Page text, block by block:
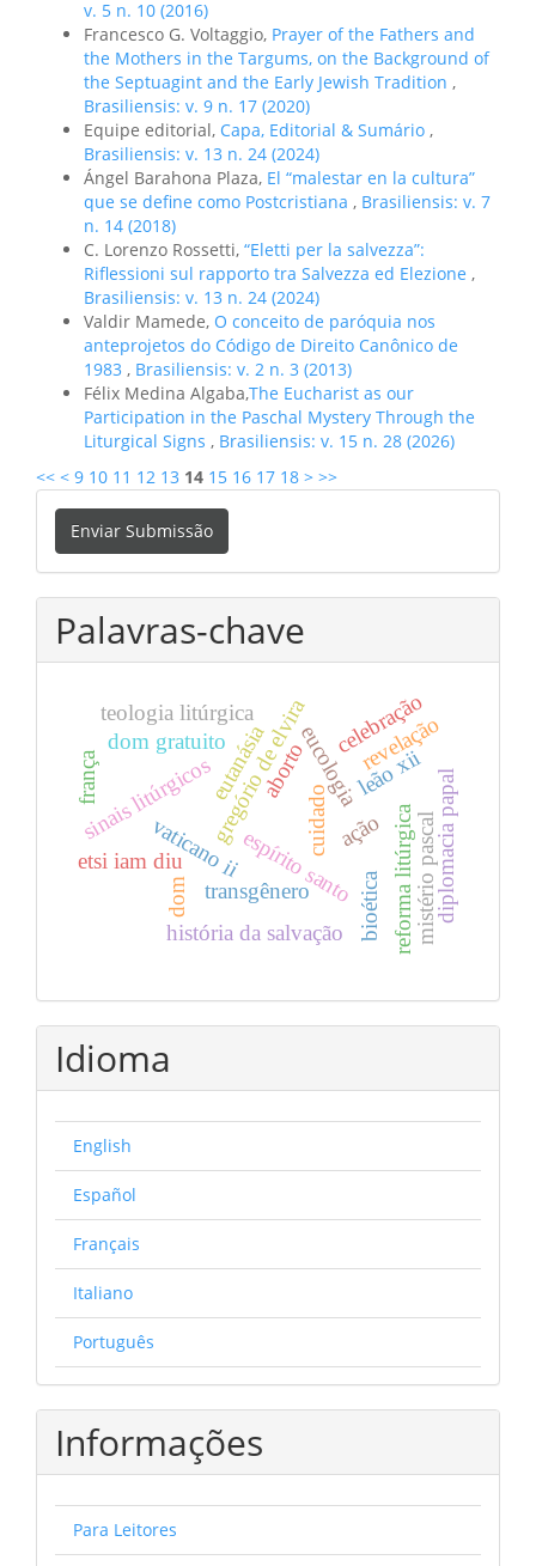
v. 5 n. 10 (2016)
Francesco G. Voltaggio, Prayer of the Fathers and
the Mothers in the Targums, on the Background of
the Septuagint and the Early Jewish Tradition ,
Brasiliensis: v. 9 n. 17 (2020)
Equipe editorial, Capa, Editorial & Sumário ,
Brasiliensis: v. 13 n. 24 (2024)
Ángel Barahona Plaza, El “malestar en la cultura”
que se define como Postcristiana , Brasiliensis: v. 7
n. 14 (2018)
C. Lorenzo Rossetti, “Eletti per la salvezza”:
Riflessioni sul rapporto tra Salvezza ed Elezione ,
Brasiliensis: v. 13 n. 24 (2024)
Valdir Mamede, O conceito de paróquia nos
anteprojetos do Código de Direito Canônico de
1983 , Brasiliensis: v. 2 n. 3 (2013)
Félix Medina Algaba,​The Eucharist as our
Participation in the Paschal Mystery Through the
Liturgical Signs , Brasiliensis: v. 15 n. 28 (2026)
<< < 9 10 11 12 13 14 15 16 17 18 > >>
Enviar
Submissão
Enviar Submissão
Palavras-chave
gregório de elvira
espírito santo
dom
ação
bioética
eutanásia
transgênero
aborto
cuidado reforma litúrgica
vaticano ii
sinais litúrgicos
mistério pascal
eucologia
história da salvação
teologia litúrgica
leão xii diplomacia papal
etsi iam diu
dom gratuito revelação
celebração
frança
Idioma
English
Español
Français
Italiano
Português
Informações
Para Leitores